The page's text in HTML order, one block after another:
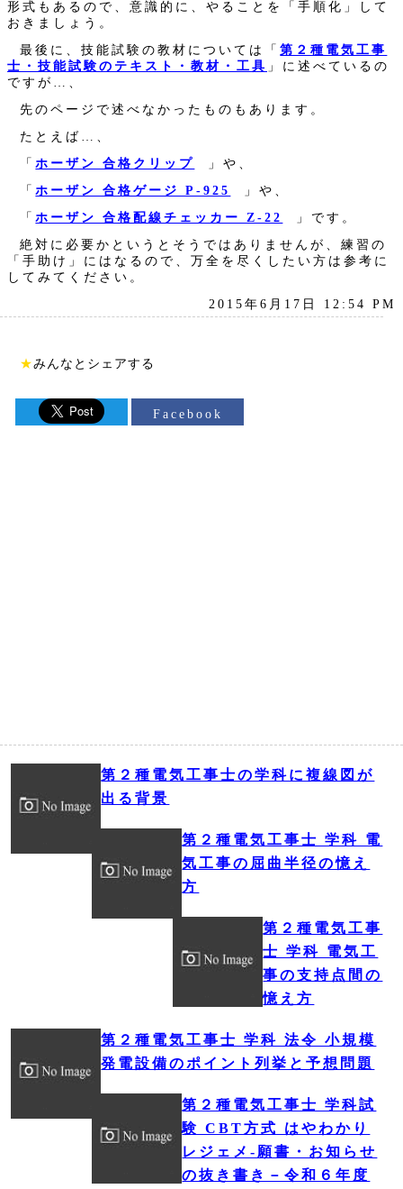
形式もあるので、意識的に、やることを「手順化」して
おきましょう。
最後に、技能試験の教材については「第２種電気工事
士・技能試験のテキスト・教材・工具 」に述べているの
ですが…、
先のページで述べなかったものもあります。
たとえば…、
「ホーザン 合格クリップ
」や、
「ホーザン 合格ゲージ P-925
」や、
「ホーザン 合格配線チェッカー Z-22
」です。
絶対に必要かというとそうではありませんが、練習の
「手助け」にはなるので、万全を尽くしたい方は参考に
してみてください。
2015年6月17日 12:54 PM
★みんなとシェアする
Facebook
第２種電気工事士の学科に複線図が
出る背景
第２種電気工事士 学科 電
気工事の屈曲半径の憶え
方
第２種電気工事
士 学科 電気工
事の支持点間の
憶え方
第２種電気工事士 学科 法令 小規模
発電設備のポイント列挙と予想問題
第２種電気工事士 学科試
験 CBT方式 はやわかり
レジェメ‐願書・お知らせ
の抜き書き－令和６年度